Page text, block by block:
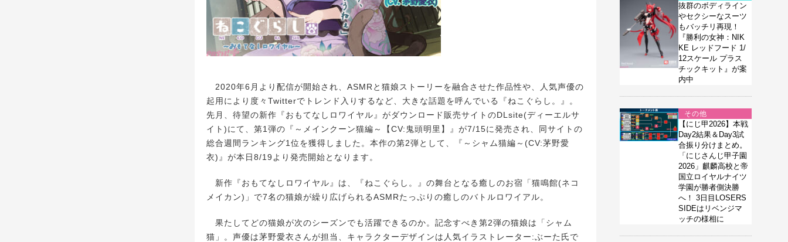
2020年6月より配信が開始され、ASMRと猫娘ストーリーを融合させた作品性や、人気声優の
起用により度々Twitterでトレンド入りするなど、大きな話題を呼んでいる『ねこぐらし。』。
先月、待望の新作『おもてなしロワイヤル』がダウンロード販売サイトのDLsite(ディーエルサ
イト)にて、第1弾の『～メインクーン猫編～【CV:鬼頭明里】』が7/15に発売され、同サイトの
総合週間ランキング1位を獲得しました。本作の第2弾として、『～シャム猫編～(CV:茅野愛
衣)』が本日8/19より発売開始となります。
新作『おもてなしロワイヤル』は、『ねこぐらし。』の舞台となる癒しのお宿「猫鳴館(ネコ
メイカン)」で7名の猫娘が繰り広げられるASMRたっぷりの癒しのバトルロワイアル。
果たしてどの猫娘が次のシーズンでも活躍できるのか。記念すべき第2弾の猫娘は「シャム
猫」。声優は茅野愛衣さんが担当、キャラクターデザインは人気イラストレーター:ぶーた氏で
抜群のボディライン
やセクシーなスーツ
もバッチリ再現！
『勝利の女神：NIK
KE レッドフード 1/
12スケール プラス
チックキット』が案
内中
その他
【にじ甲2026】本戦
Day2結果＆Day3試
合振り分けまとめ。
「にじさんじ甲子園
2026」麒麟高校と帝
国立ロイヤルナイツ
学園が勝者側決勝
へ！ 3日目LOSERS
SIDEはリベンジマ
ッチの様相に